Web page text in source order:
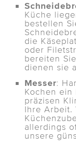
Küche
bestellen
die
oder
bereiten
dienen sie
Messer:
Kochen ein
präzisen
Ihre Arbeit.
allerdings
unsere